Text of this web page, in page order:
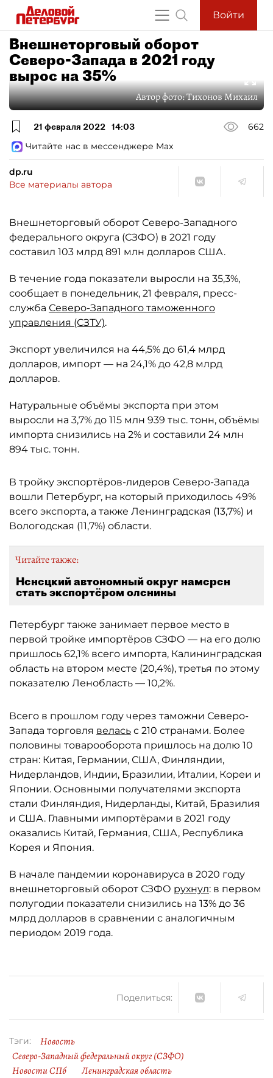
Войти
Внешнеторговый оборот
Северо-Запада в 2021 году
вырос на 35%
Автор фото:Тихонов Михаил
21 февраля 2022 14:03
662
Читайте нас в мессенджере Max
dp.ru
Все материалы автора
Внешнеторговый оборот Северо-Западного
федерального округа (СЗФО) в 2021 году
составил 103 млрд 891 млн долларов США.
В течение года показатели выросли на 35,3%,
сообщает в понедельник, 21 февраля, пресс-
служба Северо-Западного таможенного
управления (СЗТУ).
Экспорт увеличился на 44,5% до 61,4 млрд
долларов, импорт — на 24,1% до 42,8 млрд
долларов.
Натуральные объёмы экспорта при этом
выросли на 3,7% до 115 млн 939 тыс. тонн, объёмы
импорта снизились на 2% и составили 24 млн
894 тыс. тонн.
В тройку экспортёров-лидеров Северо-Запада
вошли Петербург, на который приходилось 49%
всего экспорта, а также Ленинградская (13,7%) и
Вологодская (11,7%) области.
Читайте также:
Ненецкий автономный округ намерен
стать экспортёром оленины
Петербург также занимает первое место в
первой тройке импортёров СЗФО — на его долю
пришлось 62,1% всего импорта, Калининградская
область на втором месте (20,4%), третья по этому
показателю Ленобласть — 10,2%.
Всего в прошлом году через таможни Северо-
Запада торговля велась с 210 странами. Более
половины товарооборота пришлось на долю 10
стран: Китая, Германии, США, Финляндии,
Нидерландов, Индии, Бразилии, Италии, Кореи и
Японии. Основными получателями экспорта
стали Финляндия, Нидерланды, Китай, Бразилия
и США. Главными импортёрами в 2021 году
оказались Китай, Германия, США, Республика
Корея и Япония.
В начале пандемии коронавируса в 2020 году
внешнеторговый оборот СЗФО рухнул: в первом
полугодии показатели снизились на 13% до 36
млрд долларов в сравнении с аналогичным
периодом 2019 года.
Поделиться:
Тэги:
Новость
Северо-Западный федеральный округ (СЗФО)
Новости СПб
Ленинградская область